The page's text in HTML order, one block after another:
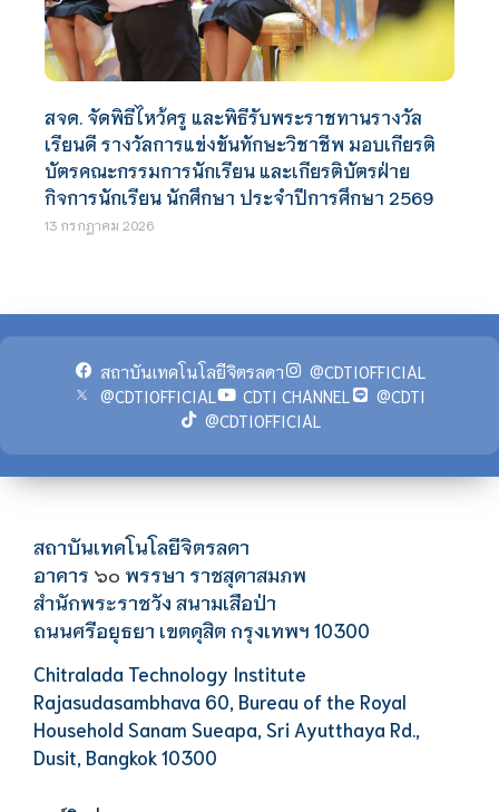
สจด. จัดพิธีไหว้ครู และพิธีรับพระราชทานรางวัล
เรียนดี รางวัลการแข่งขันทักษะวิชาชีพ มอบเกียรติ
บัตรคณะกรรมการนักเรียน และเกียรติบัตรฝ่าย
กิจการนักเรียน นักศึกษา ประจำปีการศึกษา 2569
13 กรกฎาคม 2026
สถาบันเทคโนโลยีจิตรลดา
@CDTIOFFICIAL
@CDTIOFFICIAL
CDTI CHANNEL
@CDTI
@CDTIOFFICIAL
สถาบันเทคโนโลยีจิตรลดา
อาคาร ๖๐ พรรษา ราชสุดาสมภพ
สำนักพระราชวัง สนามเสือป่า
ถนนศรีอยุธยา เขตดุสิต กรุงเทพฯ 10300
Chitralada Technology Institute
Rajasudasambhava 60, Bureau of the Royal
Household Sanam Sueapa, Sri Ayutthaya Rd.,
Dusit, Bangkok 10300